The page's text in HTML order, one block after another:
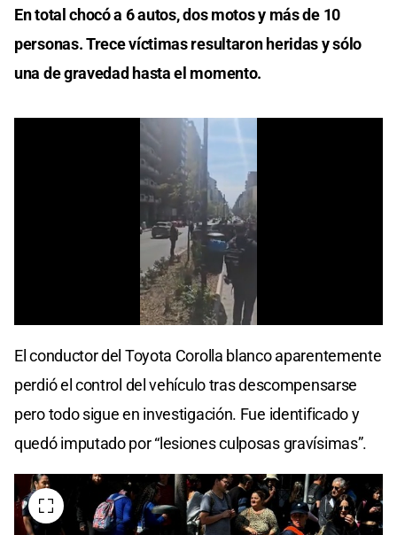
of
seconds
En total chocó a 6 autos, dos motos y más de 10
personas. Trece víctimas resultaron heridas y sólo
una de gravedad hasta el momento.
of
seconds
El conductor del Toyota Corolla blanco aparentemente
perdió el control del vehículo tras descompensarse
pero todo sigue en investigación. Fue identificado y
quedó imputado por “lesiones culposas gravísimas”.